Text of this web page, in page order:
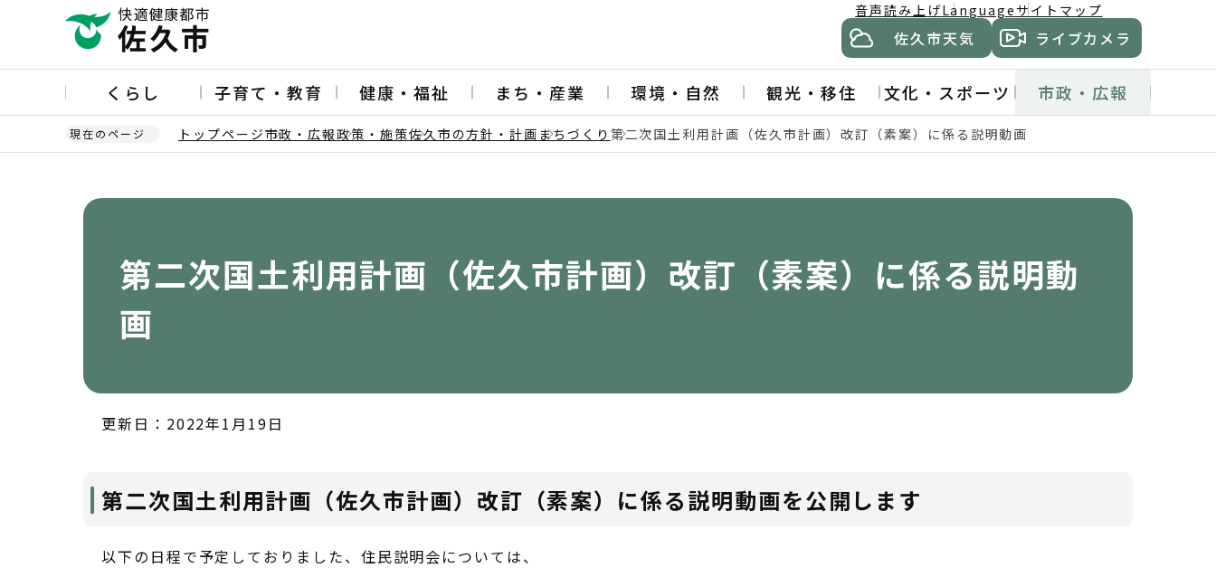
ー
の
音声読み上げLanguage サイトマップ
佐久市天気 ライブカメラ
くらし 子育て・教育 健康・福祉 まち・産業 環境・自然 観光・移住 文化・スポーツ 市政・広報
現在のページ トップページ市政・広報政策・施策佐久市の方針・計画 まちづくり 第二次国土利用計画（佐久市計画）改訂（素案）に係る説明動画
第二次国土利用計画（佐久市計画）改訂（素案）に係る説明動
画
更新日：2022年1月19日
第二次国土利用計画（佐久市計画）改訂（素案）に係る説明動画を公開します
以下の日程で予定しておりました、住民説明会については、